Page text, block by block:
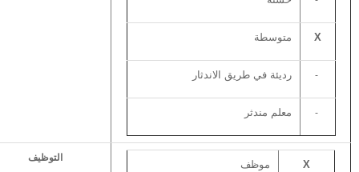
X متوسطة
- رديئة في طريق الاندثار
- معلم مندثر
X موظف
التوظيف